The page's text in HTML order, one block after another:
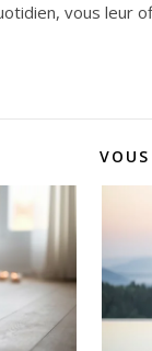
vous leur